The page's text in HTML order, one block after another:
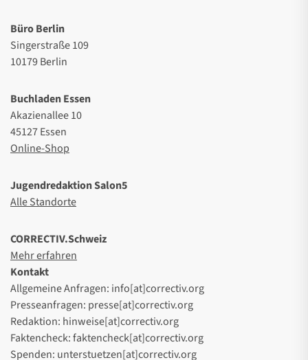
Büro Berlin
Singerstraße 109
10179 Berlin
Buchladen Essen
Akazienallee 10
45127 Essen
Online-Shop
Jugendredaktion Salon5
Alle Standorte
CORRECTIV.Schweiz
Mehr erfahren
Kontakt
Allgemeine Anfragen: info[at]correctiv.org
Presseanfragen: presse[at]correctiv.org
Redaktion: hinweise[at]correctiv.org
Faktencheck: faktencheck[at]correctiv.org
Spenden: unterstuetzen[at]correctiv.org